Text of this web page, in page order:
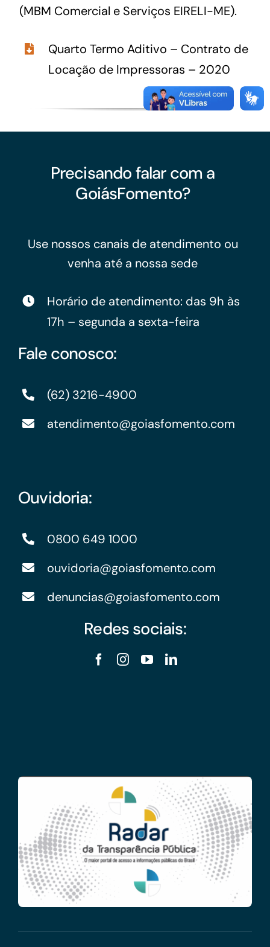
(MBM Comercial e Serviços EIRELI-ME).
Quarto Termo Aditivo – Contrato de
Locação de Impressoras – 2020
Precisando falar com a
GoiásFomento?
Use nossos canais de atendimento ou
venha até a nossa sede
Horário de atendimento: das 9h às
17h – segunda a sexta-feira
Fale conosco:
(62) 3216-4900
atendimento@goiasfomento.com
Ouvidoria:
0800 649 1000
ouvidoria@goiasfomento.com
denuncias@goiasfomento.com
Redes sociais: